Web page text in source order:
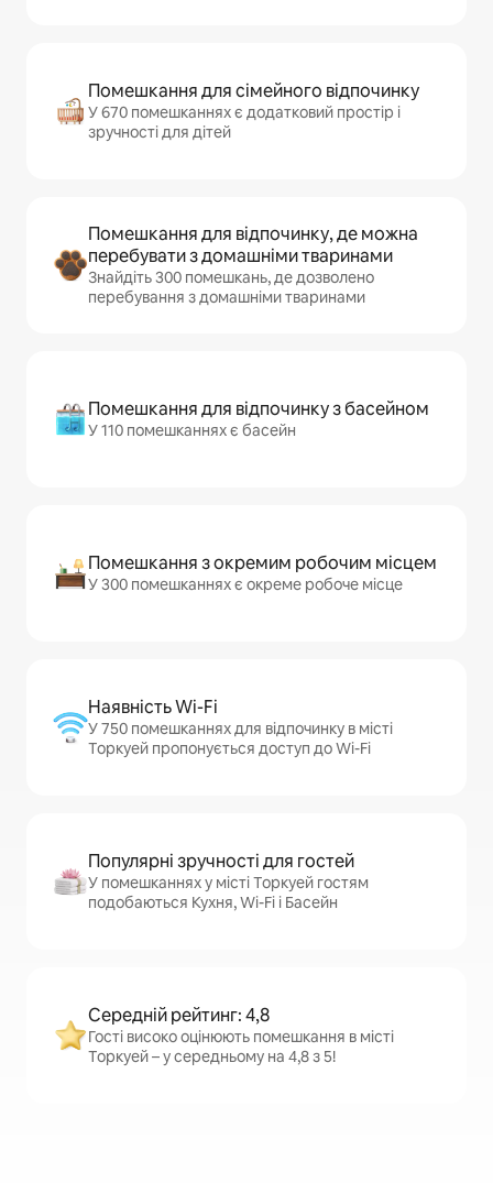
Помешкання для сімейного відпочинку
У 670 помешканнях є додатковий простір і
зручності для дітей
Помешкання для відпочинку, де можна
перебувати з домашніми тваринами
Знайдіть 300 помешкань, де дозволено
перебування з домашніми тваринами
Помешкання для відпочинку з басейном
У 110 помешканнях є басейн
Помешкання з окремим робочим місцем
У 300 помешканнях є окреме робоче місце
Наявність Wi-Fi
У 750 помешканнях для відпочинку в місті
Торкуей пропонується доступ до Wi-Fi
Популярні зручності для гостей
У помешканнях у місті Торкуей гостям
подобаються Кухня, Wi-Fi і Басейн
Середній рейтинг: 4,8
Гості високо оцінюють помешкання в місті
Торкуей – у середньому на 4,8 з 5!